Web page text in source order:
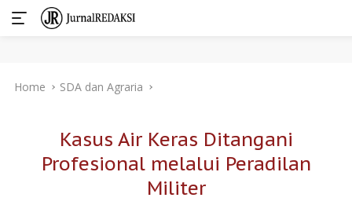
Home SDA dan Agraria
Kasus Air Keras Ditangani
Profesional melalui Peradilan
Militer